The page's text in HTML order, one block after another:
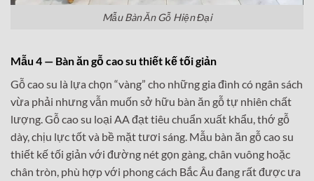
Mẫu Bàn Ăn Gỗ Hiện Đại
Mẫu 4 — Bàn ăn gỗ cao su thiết kế tối giản
Gỗ cao su là lựa chọn “vàng” cho những gia đình có ngân sách
vừa phải nhưng vẫn muốn sở hữu bàn ăn gỗ tự nhiên chất
lượng. Gỗ cao su loại AA đạt tiêu chuẩn xuất khẩu, thớ gỗ
dày, chịu lực tốt và bề mặt tươi sáng. Mẫu bàn ăn gỗ cao su
thiết kế tối giản với đường nét gọn gàng, chân vuông hoặc
chân tròn, phù hợp với phong cách Bắc Âu đang rất được ưa